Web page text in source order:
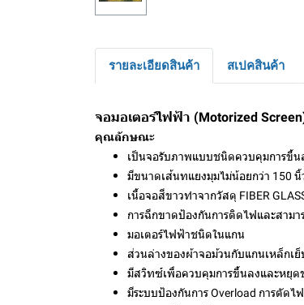
รายละเอียดสินค้า สเปคสินค้า
จอมอเตอร์ไฟฟ้า (Motorized
คุณลักษณะ
เป็นจอรับภาพแบบชนิดควบคุมการขึ้น
มีขนาดเส้นทแยงมุมไม่น้อยกว่า 150 นิ้
เนื้อจอสีขาวทำจากวัสดุ FIBER
การฉีกขาดป้องกันการติดไฟและสาม
มอเตอร์ไฟฟ้าชนิดในแกน
ส่วนล่างของผ้าจอม้วนกับแกนเหล็กเ
มีสวิทซ์เพื่อควบคุมการขึ้นลงและหยุ
มีระบบป้องกันการ Overload การตัด